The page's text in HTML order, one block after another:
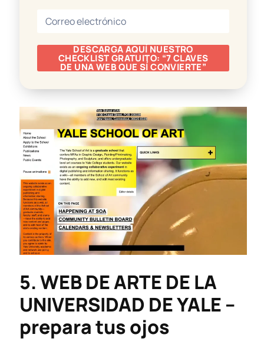
DESCARGA AQUÍ NUESTRO
CHECKLIST GRATUITO: “7 CLAVES
DE UNA WEB QUE SÍ CONVIERTE”
5. WEB DE ARTE DE LA
UNIVERSIDAD DE YALE –
prepara tus ojos